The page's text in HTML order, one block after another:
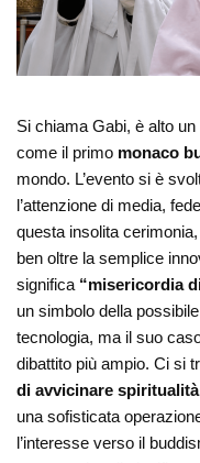
Si chiama Gabi, è alto
come il primo monaco
mondo. L’evento si è
l’attenzione di media,
questa insolita
ben oltre la semplice
significa “misericordia
un simbolo della
tecnologia, ma il suo
dibattito più ampio. Ci si
di avvicinare
una sofisticata
l’interesse verso il